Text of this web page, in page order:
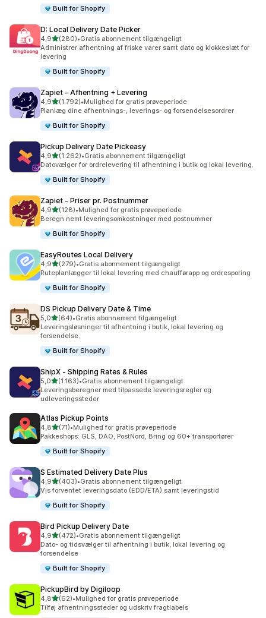
Built for Shopify
D: Local Delivery Date Picker
4,9ud af 5 stjerner
(280)
280 anmeldelser i alt
•Gratis abonnement tilgængeligt
Administrer afhentning af friske varer samt dato og klokkeslæt for
levering
Built for Shopify
Zapiet ‑ Afhentning + Levering
4,9ud af 5 stjerner
(1.792)
1792 anmeldelser i alt
•Mulighed for gratis prøveperiode
Planlæg dine afhentnings-, leverings- og forsendelsesordrer
Built for Shopify
Pickup Delivery Date Pickeasy
4,9ud af 5 stjerner
(1.262)
1262 anmeldelser i alt
•Gratis abonnement tilgængeligt
Datovælger for ordrelevering til afhentning i butik og lokal levering.
Built for Shopify
Zapiet ‑ Priser pr. Postnummer
4,9ud af 5 stjerner
(128)
128 anmeldelser i alt
•Mulighed for gratis prøveperiode
Beregn nemt leveringsomkostninger med postnummer
Built for Shopify
EasyRoutes Local Delivery
4,9ud af 5 stjerner
(279)
279 anmeldelser i alt
•Gratis abonnement tilgængeligt
Ruteplanlægger til lokal levering med chaufførapp og ordresporing
Built for Shopify
DS Pickup Delivery Date & Time
5,0ud af 5 stjerner
(64)
64 anmeldelser i alt
•Gratis abonnement tilgængeligt
Leveringsløsninger til afhentning i butik, lokal levering og
forsendelse.
Built for Shopify
ShipX ‑ Shipping Rates & Rules
5,0ud af 5 stjerner
(1.163)
1163 anmeldelser i alt
•Gratis abonnement tilgængeligt
Leveringsberegner med tilpassede leveringsregler og
udleveringssteder
Atlas Pickup Points
4,8ud af 5 stjerner
(71)
71 anmeldelser i alt
•Mulighed for gratis prøveperiode
Pakkeshops: GLS, DAO, PostNord, Bring og 60+ transportører
Built for Shopify
S Estimated Delivery Date Plus
4,9ud af 5 stjerner
(403)
403 anmeldelser i alt
•Gratis abonnement tilgængeligt
Vis forventet leveringsdato (EDD/ETA) samt leveringstid
Built for Shopify
Bird Pickup Delivery Date
4,9ud af 5 stjerner
(472)
472 anmeldelser i alt
•Gratis abonnement tilgængeligt
Dato- og tidsvælger til afhentning i butik, lokal levering og
forsendelse
Built for Shopify
PickupBird by Digiloop
4,8ud af 5 stjerner
(62)
62 anmeldelser i alt
•Mulighed for gratis prøveperiode
Tilføj afhentningssteder og udskriv fragtlabels